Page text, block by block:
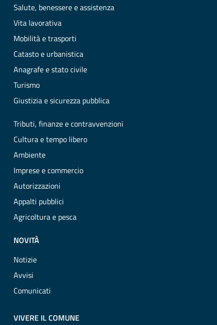
Salute, benessere e assistenza
Vita lavorativa
Mobilità e trasporti
Catasto e urbanistica
Anagrafe e stato civile
Turismo
Giustizia e sicurezza pubblica
Tributi, finanze e contravvenzioni
Cultura e tempo libero
Ambiente
Imprese e commercio
Autorizzazioni
Appalti pubblici
Agricoltura e pesca
NOVITÀ
Notizie
Avvisi
Comunicati
VIVERE IL COMUNE